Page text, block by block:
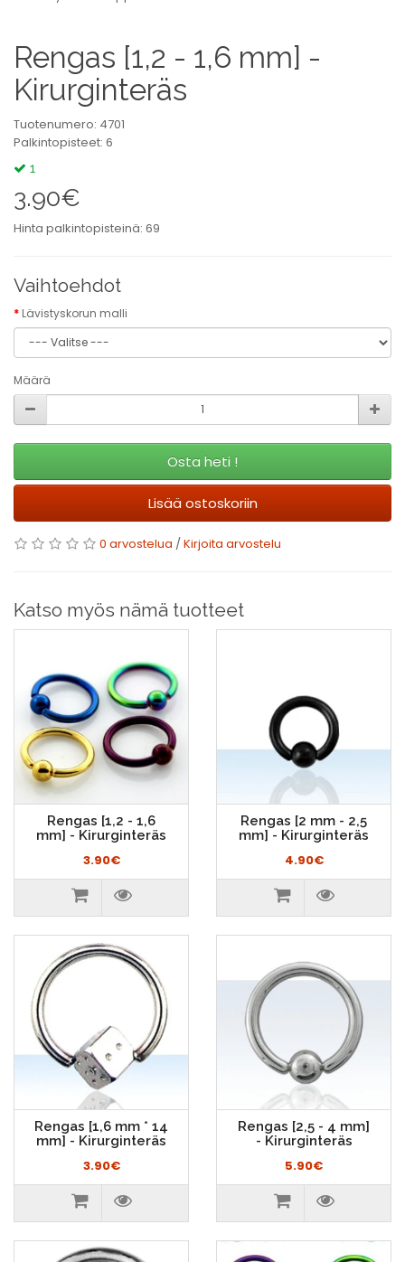
Rengas [1,2 - 1,6 mm] -
Kirurginteräs
Tuotenumero: 4701
Palkintopisteet: 6
1
3.90€
Hinta palkintopisteinä: 69
Vaihtoehdot
Lävistyskorun malli
Määrä
Osta heti !
Lisää ostoskoriin
0 arvostelua /Kirjoita arvostelu
Katso myös nämä tuotteet
Rengas [1,2 - 1,6
mm] - Kirurginteräs
3.90€
Rengas [2 mm - 2,5
mm] - Kirurginteräs
4.90€
Rengas [1,6 mm * 14
mm] - Kirurginteräs
3.90€
Rengas [2,5 - 4 mm]
- Kirurginteräs
5.90€